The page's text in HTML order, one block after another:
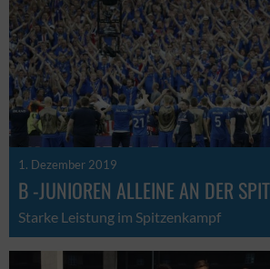
1. Dezember 2019
B -JUNIOREN ALLEINE AN DER
Starke Leistung im Spitzenkampf